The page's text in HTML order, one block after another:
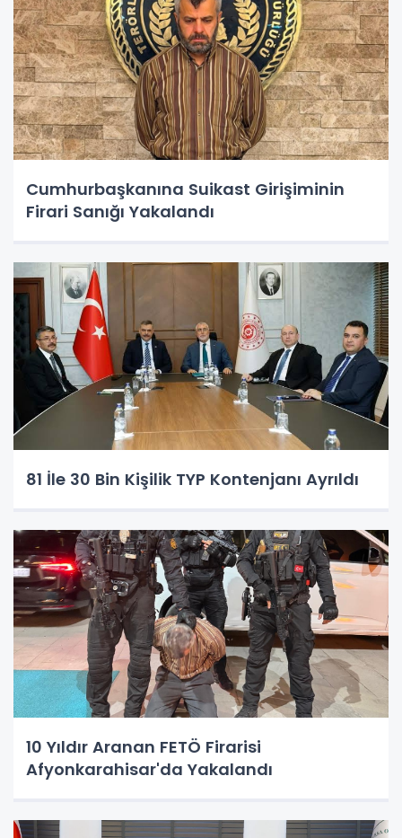
Cumhurbaşkanına Suikast Girişiminin
Firari Sanığı Yakalandı
81 İle 30 Bin Kişilik TYP Kontenjanı Ayrıldı
10 Yıldır Aranan FETÖ Firarisi
Afyonkarahisar'da Yakalandı